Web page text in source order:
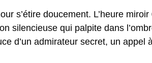
s’étire doucement. L’heure
silencieuse qui palpite dans
d’un admirateur secret, un